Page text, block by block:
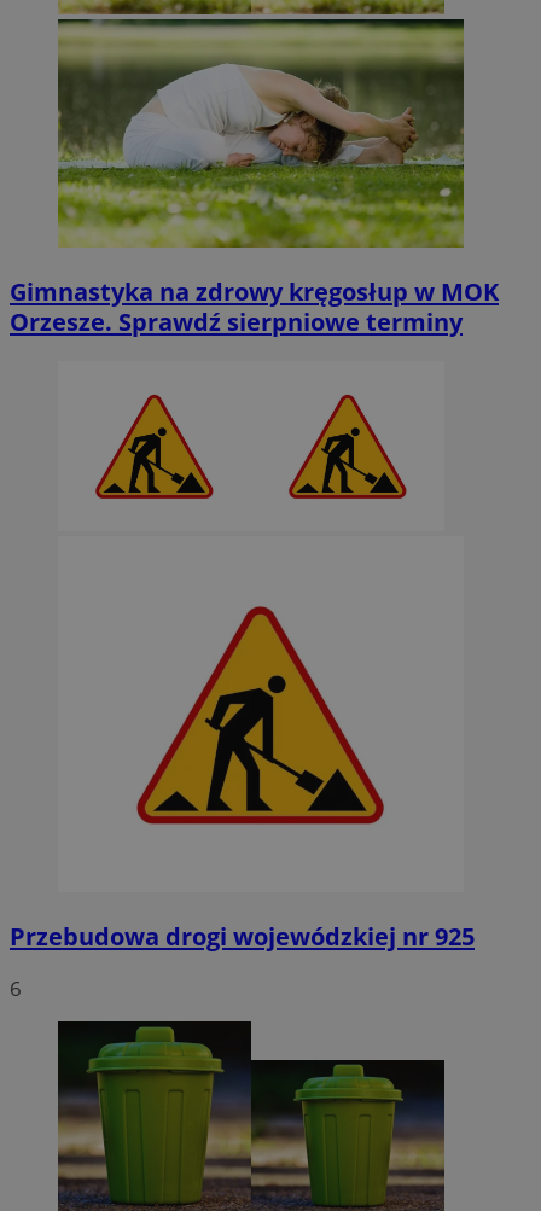
Gimnastyka na zdrowy kręgosłup w MOK
Orzesze. Sprawdź sierpniowe terminy
Przebudowa drogi wojewódzkiej nr 925
6